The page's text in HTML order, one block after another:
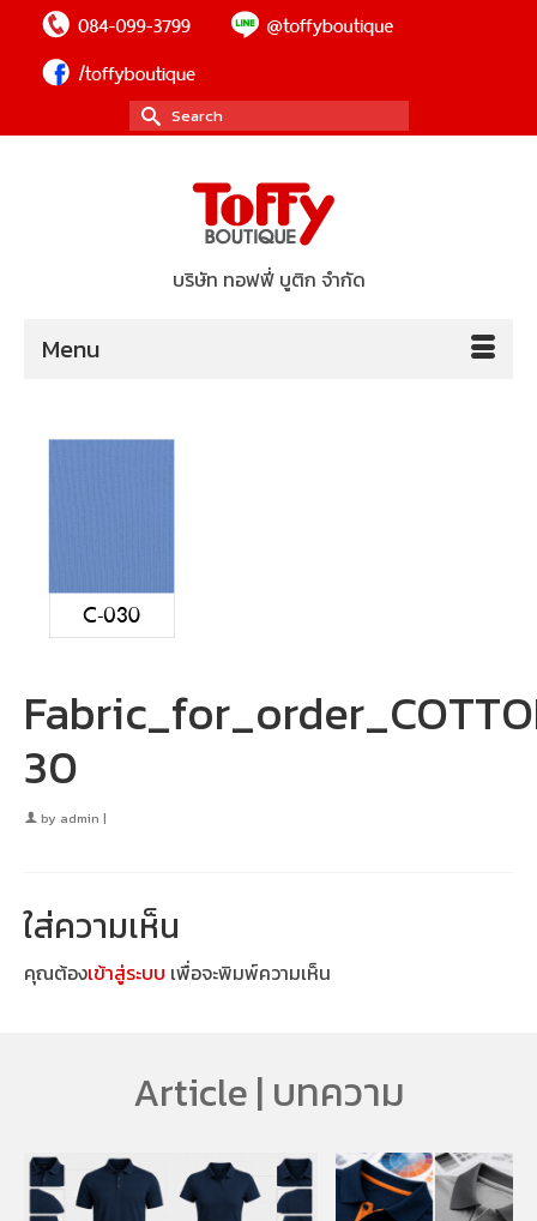
Search
for:
บริษัท ทอฟฟี่ บูติก จำกัด
Menu
30
by admin |
ใส่ความเห็น
คุณต้องเข้าสู่ระบบ เพื่อจะพิมพ์ความเห็น
Article | บทความ